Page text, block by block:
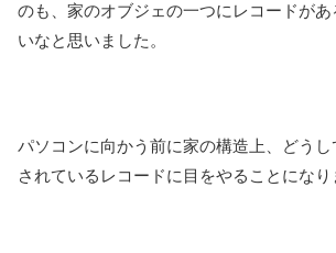
のも、家のオブジェの一つにレコードが
いなと思いました。
パソコンに向かう前に家の構造上、どう
されているレコードに目をやることになり